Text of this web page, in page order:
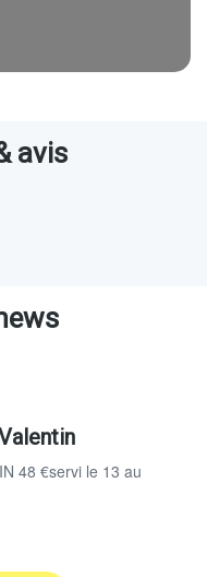
avis
48 €servi le 13 au